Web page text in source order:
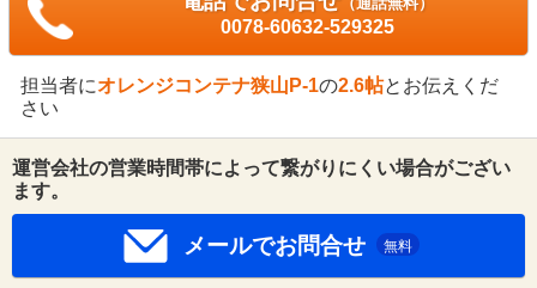
0078-60632-529325
担当者にオレンジコンテナ狭山P-1の2.6帖とお伝えくだ
さい
運営会社の営業時間帯によって繋がりにくい場合がござい
ます。
メールでお問合せ 無料